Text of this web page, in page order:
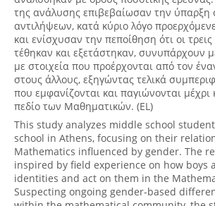
της ανάλυσης επιβεβαίωσαν την ύπαρξη
αντιλήψεων, κατά κύριο λόγο
και ενίσχυσαν την πεποίθηση ότι οι
τέθηκαν και εξετάστηκαν, συνυπάρχουν
με στοιχεία που προέρχονται από τον
στους άλλους, εξηγώντας τελικά
που εμφανίζονται και παγιώνονται
πεδίο των Μαθηματικών. (EL)
This study analyzes middle school
school in Athens, focusing on their
Mathematics influenced by gender. The
inspired by field experience on how boys
identities and act on them in the
Suspecting ongoing gender-based